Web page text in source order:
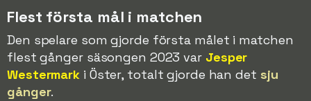
Flest första mål i matchen
Den spelare som gjorde första målet i matchen
flest gånger säsongen 2023 var Jesper
Westermark i Öster, totalt gjorde han det sju
gånger.